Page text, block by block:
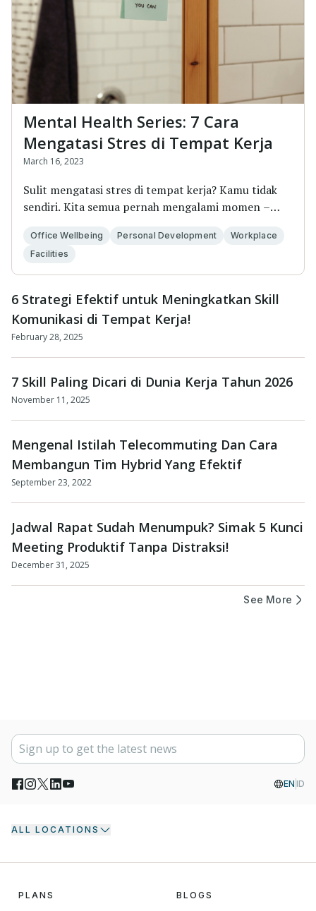
Mental Health Series: 7 Cara
Mengatasi Stres di Tempat Kerja
March 16, 2023
Sulit mengatasi stres di tempat kerja? Kamu tidak
sendiri. Kita semua pernah mengalami momen –
Office Wellbeing Personal Development
Workplace
Facilities
6 Strategi Efektif untuk Meningkatkan Skill
Komunikasi di Tempat Kerja!
February 28, 2025
7 Skill Paling Dicari di Dunia Kerja Tahun 2026
November 11, 2025
Mengenal Istilah Telecommuting Dan Cara
Membangun Tim Hybrid Yang Efektif
September 23, 2022
Jadwal Rapat Sudah Menumpuk? Simak 5 Kunci
Meeting Produktif Tanpa Distraksi!
December 31, 2025
See More
EN ID
ALL LOCATIONS
PLANS BLOGS